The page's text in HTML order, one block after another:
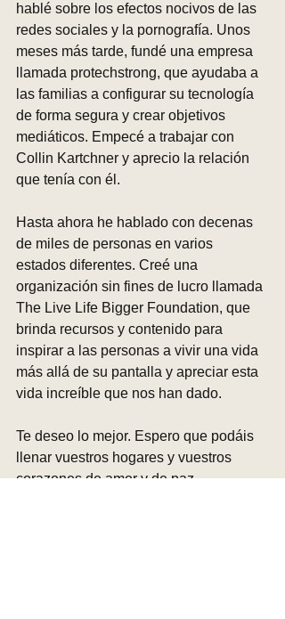
hablé sobre los efectos nocivos de las
redes sociales y la pornografía. Unos
meses más tarde, fundé una empresa
llamada protechstrong, que ayudaba a
las familias a configurar su tecnología
de forma segura y crear objetivos
mediáticos. Empecé a trabajar con
Collin Kartchner y aprecio la relación
que tenía con él.
Hasta ahora he hablado con decenas
de miles de personas en varios
estados diferentes. Creé una
organización sin fines de lucro llamada
The Live Life Bigger Foundation, que
brinda recursos y contenido para
inspirar a las personas a vivir una vida
más allá de su pantalla y apreciar esta
vida increíble que nos han dado.
Te deseo lo mejor. Espero que podáis
llenar vuestros hogares y vuestros
corazones de amor y de paz.